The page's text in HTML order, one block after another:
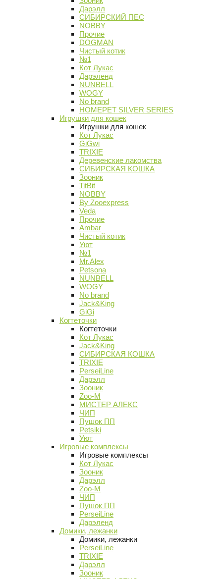
Дарэлл
СИБИРСКИЙ ПЕС
NOBBY
Прочие
DOGMAN
Чистый котик
№1
Кот Лукас
Дарэленд
NUNBELL
WOGY
No brand
HOMEPET SILVER SERIES
Игрушки для кошек
Игрушки для кошек
Кот Лукас
GiGwi
TRIXIE
Деревенские лакомства
СИБИРСКАЯ КОШКА
Зооник
TitBit
NOBBY
By Zooexpress
Veda
Прочие
Ambar
Чистый котик
Уют
№1
Mr.Alex
Petsona
NUNBELL
WOGY
No brand
Jack&King
GiGi
Когтеточки
Когтеточки
Кот Лукас
Jack&King
СИБИРСКАЯ КОШКА
TRIXIE
PerseiLine
Дарэлл
Зооник
Zoo-M
МИСТЕР АЛЕКС
ЧИП
Пушок ПП
Petsiki
Уют
Игровые комплексы
Игровые комплексы
Кот Лукас
Зооник
Дарэлл
Zoo-M
ЧИП
Пушок ПП
PerseiLine
Дарэленд
Домики, лежанки
Домики, лежанки
PerseiLine
TRIXIE
Дарэлл
Зооник